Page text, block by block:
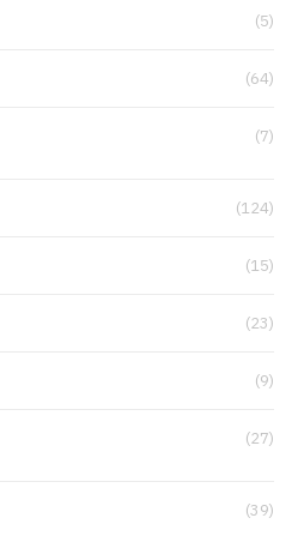
(5)
(64)
(7)
(124)
(15)
(23)
(9)
(27)
(39)